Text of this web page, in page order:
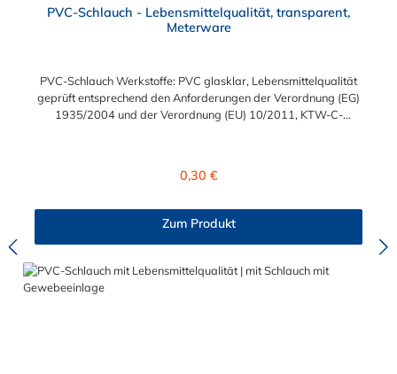
PVC-Schlauch - Lebensmittelqualität, transparent,
Meterware
PVC-Schlauch Werkstoffe: PVC glasklar, Lebensmittelqualität
geprüft entsprechend den Anforderungen der Verordnung (EG)
1935/2004 und der Verordnung (EU) 10/2011, KTW-C-
Mineralwasser, Süßmost und alkoholische Getränke bis 15
fetthaltige Produkte!). Die durchfließenden Lebensmittel sollten
+40°C nicht überschreiten. Eine Geschmacksprobe ist ratsam.
Bei der Durchleitung von Lebensmitteln und Trinkwasser ist der
Schlauch vor dem Ersteinsatz unbedingt sorgfältig zu reinigen
Regulärer Preis:
0,30 €
Zum Produkt